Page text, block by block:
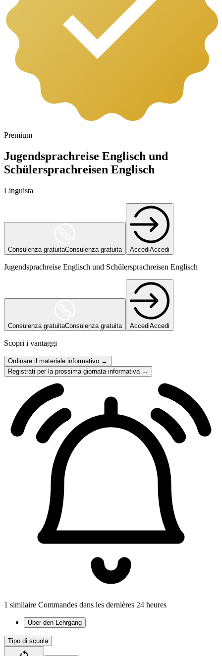
Premium
Jugendsprachreise Englisch und
Schülersprachreisen Englisch
Linguista
Consulenza gratuitaConsulenza gratuita AccediAccedi
Jugendsprachreise Englisch und Schülersprachreisen Englisch
Consulenza gratuitaConsulenza gratuita AccediAccedi
Scopri i vantaggi
Ordinare il materiale informativo →
Registrati per la prossima giornata informativa →
1 similaire Commandes dans les dernières 24 heures
Über den Lehrgang
Tipo di scuola